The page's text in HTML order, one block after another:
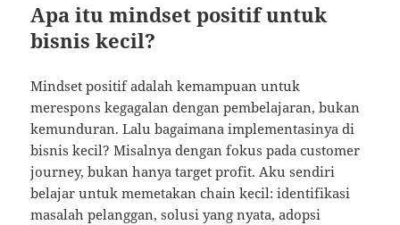
Apa itu mindset positif untuk
bisnis kecil?
Mindset positif adalah kemampuan untuk
merespons kegagalan dengan pembelajaran, bukan
kemunduran. Lalu bagaimana implementasinya di
bisnis kecil? Misalnya dengan fokus pada customer
journey, bukan hanya target profit. Aku sendiri
belajar untuk memetakan chain kecil: identifikasi
masalah pelanggan, solusi yang nyata, adopsi